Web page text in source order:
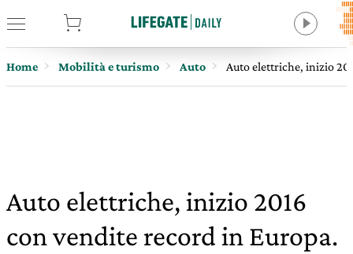
Home Mobilità e turismo Auto Auto elettriche, inizio
Auto elettriche, inizio 2016
con vendite record in Europa.